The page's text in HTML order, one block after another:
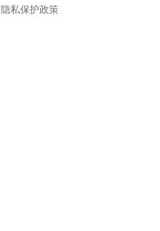
隐私保护政策